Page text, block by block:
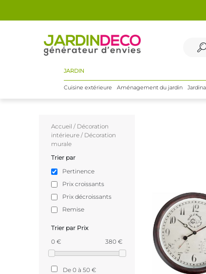
JARDIN
Cuisine extérieure Aménagement du jardin
Accueil / Décoration
intérieure / Décoration
murale
Trier par
Pertinence
Prix croissants
Prix décroissants
Remise
Trier par Prix
0 €
380 €
De 0 à 50 €